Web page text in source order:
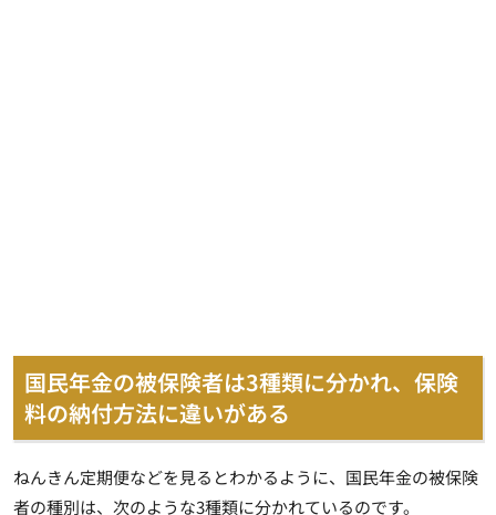
国民年金の被保険者は3種類に分かれ、保険
料の納付方法に違いがある
ねんきん定期便などを見るとわかるように、国民年金の被保険
者の種別は、次のような3種類に分かれているのです。